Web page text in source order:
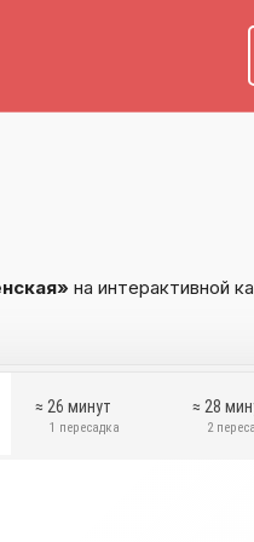
на интерактивной
≈ 26 минут
1 пересадка
≈ 28
2